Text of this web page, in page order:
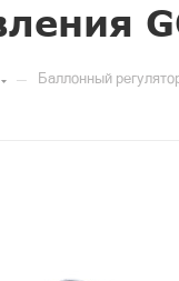
— Баллонный